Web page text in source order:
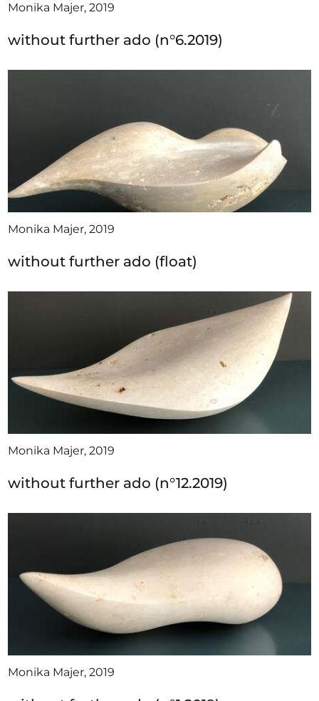
Monika Majer, 2019
without further ado (n°6.2019)
Monika Majer, 2019
without further ado (float)
Monika Majer, 2019
without further ado (n°12.2019)
Monika Majer, 2019